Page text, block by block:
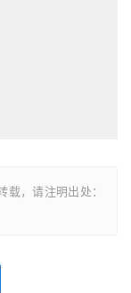
，请注明出处：